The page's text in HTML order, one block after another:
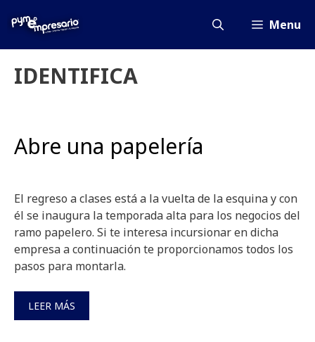
Menu
IDENTIFICA
Abre una papelería
El regreso a clases está a la vuelta de la esquina y con
él se inaugura la temporada alta para los negocios del
ramo papelero. Si te interesa incursionar en dicha
empresa a continuación te proporcionamos todos los
pasos para montarla.
LEER MÁS